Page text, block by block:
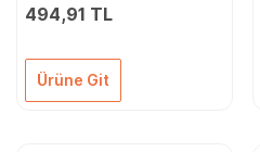
494,91 TL
Ürüne Git